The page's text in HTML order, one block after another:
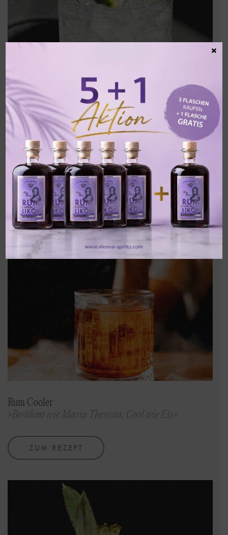
Wiener Schmäh
»Nichts ist so trocken und doch so gut wie der Wiener
Schmäh.«
ZUM REZEPT
Rum Cooler
»Berühmt wie Maria Theresia, Cool wie Eis«
ZUM REZEPT
×